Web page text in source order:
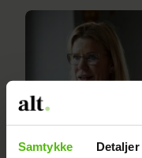
Samtykke Detaljer